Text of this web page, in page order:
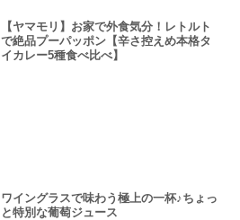
【ヤマモリ】お家で外食気分！レトルト
で絶品プーパッポン【辛さ控えめ本格タ
イカレー5種食べ比べ】
ワイングラスで味わう極上の一杯♪ちょっ
と特別な葡萄ジュース